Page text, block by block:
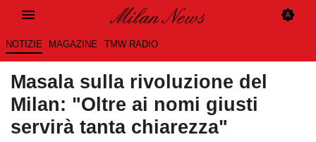
NOTIZIE MAGAZINE TMW RADIO
Masala sulla rivoluzione del
Milan: "Oltre ai nomi giusti
servirà tanta chiarezza"